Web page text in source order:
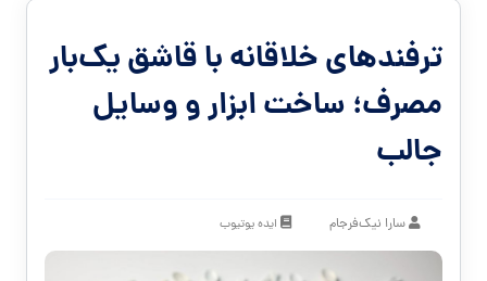
ترفندهای خلاقانه با قاشق یک‌بار
مصرف؛ ساخت ابزار و وسایل
جالب
سارا نیک‌فرجام ایده یوتیوب